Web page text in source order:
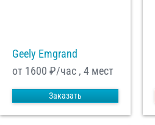
Geely Emgrand
от 1600 ₽/час , 4 мест
Заказать